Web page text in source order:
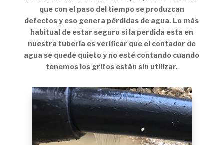
que con el paso del tiempo se produzcan
defectos y eso genera pérdidas de agua. Lo más
habitual de estar seguro si la perdida esta en
nuestra tubería es verificar que el contador de
agua se quede quieto y no esté contando cuando
tenemos los grifos están sin utilizar.